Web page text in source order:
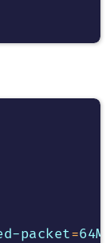
packet
=